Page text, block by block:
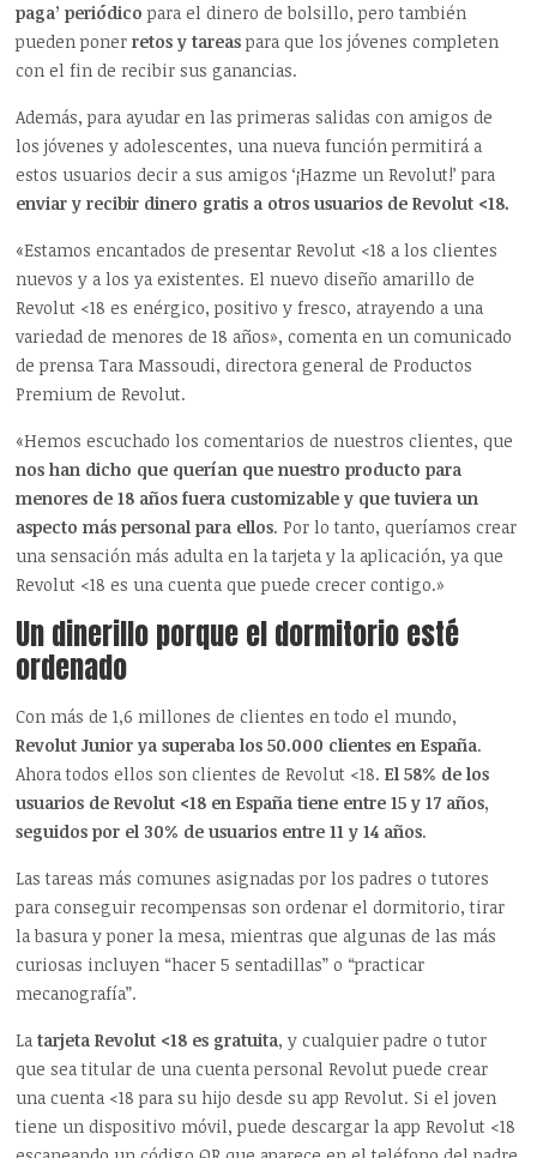
paga’ periódico para el dinero de bolsillo, pero también
pueden ponerretos y tareaspara que los jóvenes completen
con el fin de recibir sus ganancias.
Además, para ayudar en las primeras salidas con amigos de
los jóvenes y adolescentes, una nueva función permitirá a
estos usuarios decir a sus amigos ‘¡Hazme un Revolut!’ para
enviar y recibir dinero gratis a otros usuarios de Revolut <18.
«Estamos encantados de presentar Revolut <18 a los clientes
nuevos y a los ya existentes. El nuevo diseño amarillo de
Revolut <18 es enérgico, positivo y fresco, atrayendo a una
variedad de menores de 18 años», comenta en un comunicado
de prensa Tara Massoudi, directora general de Productos
Premium de Revolut.
«Hemos escuchado los comentarios de nuestros clientes, que
nos han dicho que querían que nuestro producto para
menores de 18 años fuera customizable y que tuviera un
aspecto más personal para ellos. Por lo tanto, queríamos crear
una sensación más adulta en la tarjeta y la aplicación, ya que
Revolut <18 es una cuenta que puede crecer contigo.»
Un dinerillo porque el dormitorio esté
ordenado
Con más de 1,6 millones de clientes en todo el mundo,
Revolut Junior ya superaba los 50.000 clientes en España.
Ahora todos ellos son clientes de Revolut <18.El 58% de los
usuarios de Revolut <18 en España tiene entre 15 y 17 años,
seguidos por el 30% de usuarios entre 11 y 14 años.
Las tareas más comunes asignadas por los padres o tutores
para conseguir recompensas son ordenar el dormitorio, tirar
la basura y poner la mesa, mientras que algunas de las más
curiosas incluyen “hacer 5 sentadillas” o “practicar
mecanografía”.
Latarjeta Revolut <18 es gratuita, y cualquier padre o tutor
que sea titular de una cuenta personal Revolut puede crear
una cuenta <18 para su hijo desde su app Revolut. Si el joven
tiene un dispositivo móvil, puede descargar la app Revolut <18